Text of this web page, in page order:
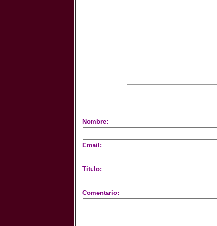
Nombre:
Email:
Titulo:
Comentario: